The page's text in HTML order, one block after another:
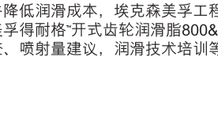
低润滑成本，埃克森美孚
得耐格™开式齿轮润滑脂
喷射量建议，润滑技术培训